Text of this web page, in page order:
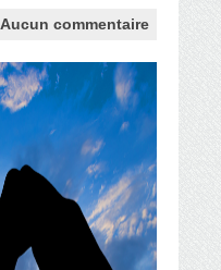
Aucun commentaire